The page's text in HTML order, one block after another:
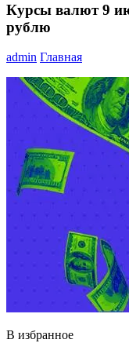
Курсы валют 9
рублю
admin Главная
В избранное